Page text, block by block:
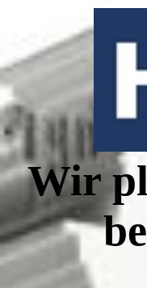
Wir
PROJEKTE
ÜBER UNS
KONTAKT